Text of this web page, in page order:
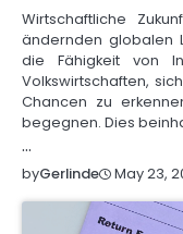
Wirtschaftliche
ändernden globalen
die Fähigkeit von
Volkswirtschaften,
Chancen zu
begegnen. Dies
…
byGerlinde May 23,